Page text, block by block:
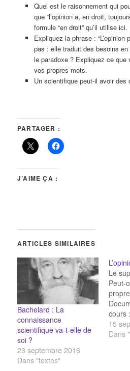
Quel est le raisonnement qui
que “l’opinion a, en droit,
formule “en droit” qu’il utilise ici.
Expliquez la phrase :
pas : elle traduit des besoins
le paradoxe ? Expliquez ce que
vos propres mots.
Un scientifique peut-il avoir des
PARTAGER :
J’AIME ÇA :
ARTICLES SIMILAIRES
Bachelard : La
connaissance
scientifique va-t-elle de
soi ?
23 septembre 2016
Dans "textes"
Le
Peut-
cours
dans
15
Dans